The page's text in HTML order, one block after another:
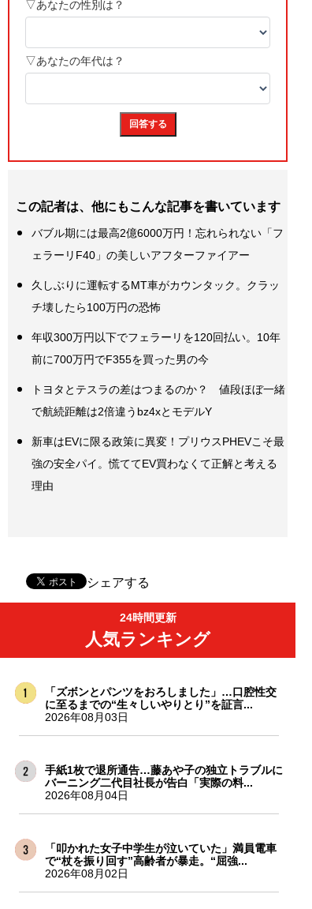
この記者は、他にもこんな記事を書いています
バブル期には最高2億6000万円！忘れられない「フ
ェラーリF40」の美しいアフターファイアー
久しぶりに運転するMT車がカウンタック。クラッ
チ壊したら100万円の恐怖
年収300万円以下でフェラーリを120回払い。10年
前に700万円でF355を買った男の今
トヨタとテスラの差はつまるのか？ 値段ほぼ一緒
で航続距離は2倍違うbz4xとモデルY
新車はEVに限る政策に異変！プリウスPHEVこそ最
強の安全パイ。慌ててEV買わなくて正解と考える
理由
シェアする
24時間更新
人気ランキング
「ズボンとパンツをおろしました」…口腔性交
に至るまでの“生々しいやりとり”を証言...
2026年08月03日
手紙1枚で退所通告…藤あや子の独立トラブルに
バーニング二代目社長が告白「実際の料...
2026年08月04日
「叩かれた女子中学生が泣いていた」満員電車
で“杖を振り回す”高齢者が暴走。“屈強...
2026年08月02日